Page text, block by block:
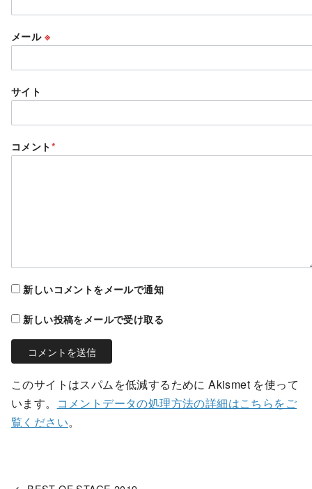
メール ※
サイト
コメント*
新しいコメントをメールで通知
新しい投稿をメールで受け取る
このサイトはスパムを低減するために Akismet を使って
います。
コメントデータの処理方法の詳細はこちらをご
覧ください。